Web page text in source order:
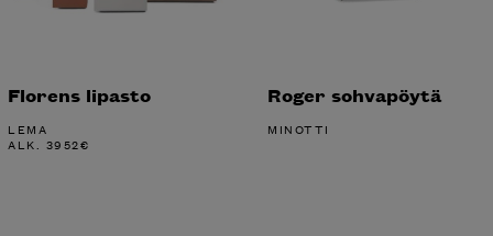
Florens lipasto
LEMA
ALK. 3952€
Roger sohvapöytä
MINOTTI